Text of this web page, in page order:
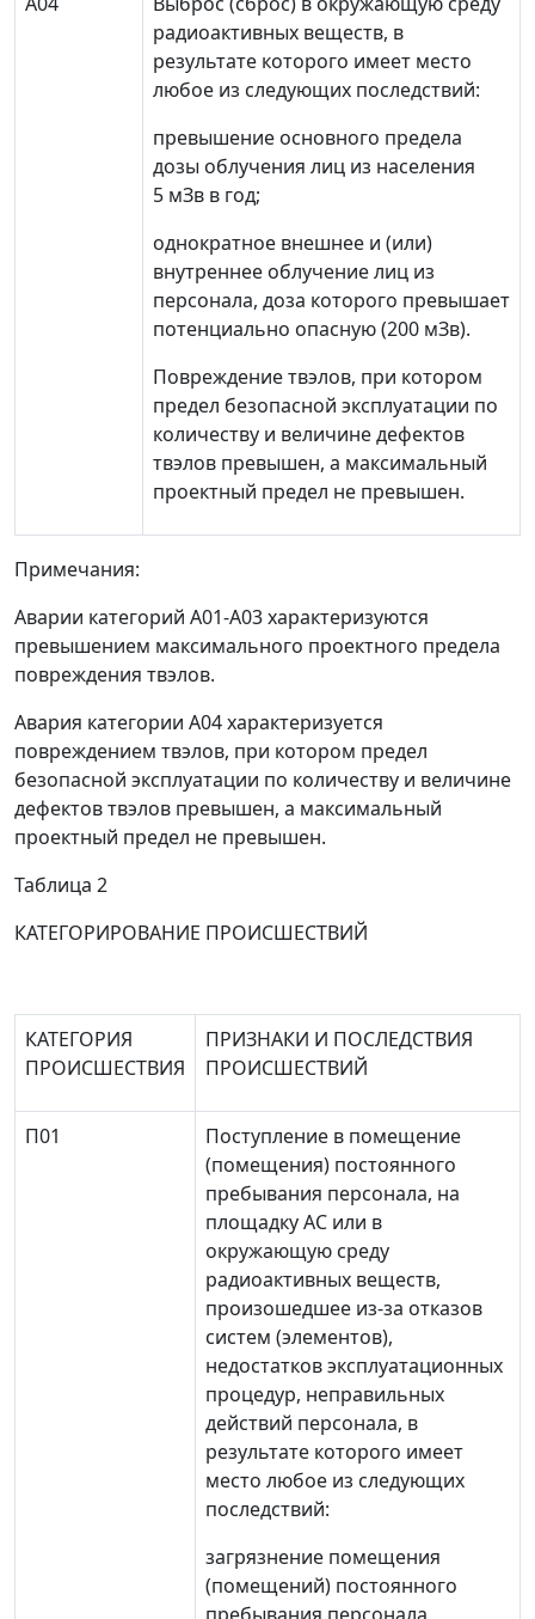
радиоактивных веществ, в
результате которого имеет место
любое из следующих последствий:
превышение основного предела
дозы облучения лиц из населения
5 мЗв в год;
однократное внешнее и (или)
внутреннее облучение лиц из
персонала, доза которого превышает
потенциально опасную (200 мЗв).
Повреждение твэлов, при котором
предел безопасной эксплуатации по
количеству и величине дефектов
твэлов превышен, а максимальный
проектный предел не превышен.
Примечания:
Аварии категорий А01-А03 характеризуются
превышением максимального проектного предела
повреждения твэлов.
Авария категории А04 характеризуется
повреждением твэлов, при котором предел
безопасной эксплуатации по количеству и величине
дефектов твэлов превышен, а максимальный
проектный предел не превышен.
Таблица 2
КАТЕГОРИРОВАНИЕ ПРОИСШЕСТВИЙ
КАТЕГОРИЯ
ПРОИСШЕСТВИЯ
ПРИЗНАКИ И ПОСЛЕДСТВИЯ
ПРОИСШЕСТВИЙ
П01
Поступление в помещение
(помещения) постоянного
пребывания персонала, на
площадку АС или в
окружающую среду
радиоактивных веществ,
произошедшее из-за отказов
систем (элементов),
недостатков эксплуатационных
процедур, неправильных
действий персонала, в
результате которого имеет
место любое из следующих
последствий:
загрязнение помещения
(помещений) постоянного